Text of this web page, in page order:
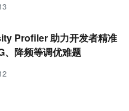
Profiler 助力开发者精准
、降频等调优难题